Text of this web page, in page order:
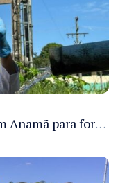
Cosama inicia força-tarefa em Anamã para fortalecer abastecimento de água e segurança hídrica da população